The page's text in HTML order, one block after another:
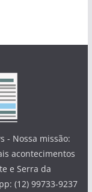
- Nossa missão:
acontecimentos
e Serra da
(12) 99733-9237